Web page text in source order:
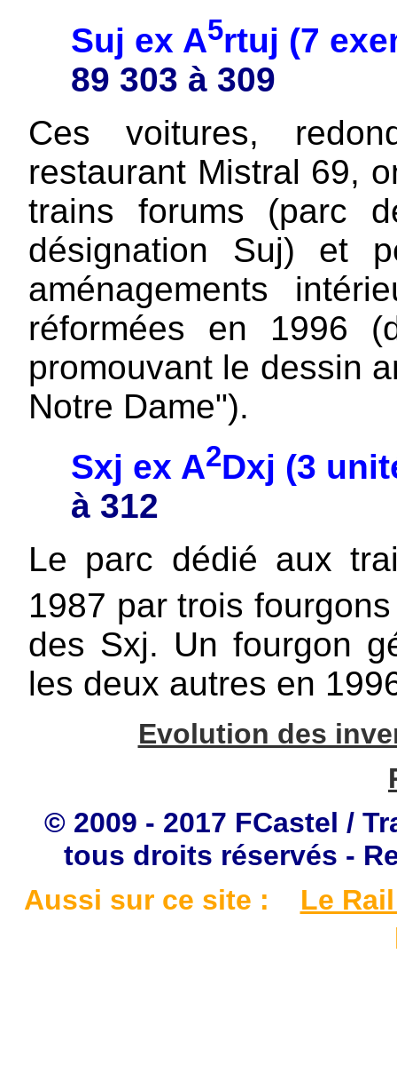
Suj ex A5rtuj (7
89 303 à 309
Ces voitures,
restaurant Mistral 69,
trains forums (parc
désignation Suj) et
aménagements
réformées en 1996
promouvant le dessin
Notre Dame").
Sxj ex A2Dxj (3
à 312
Le parc dédié aux
1987 par trois
des Sxj. Un fourgon
les deux autres en
Evolution des
© 2009 - 2017 FCastel /
tous droits réservés -
Aussi sur ce site :
Le